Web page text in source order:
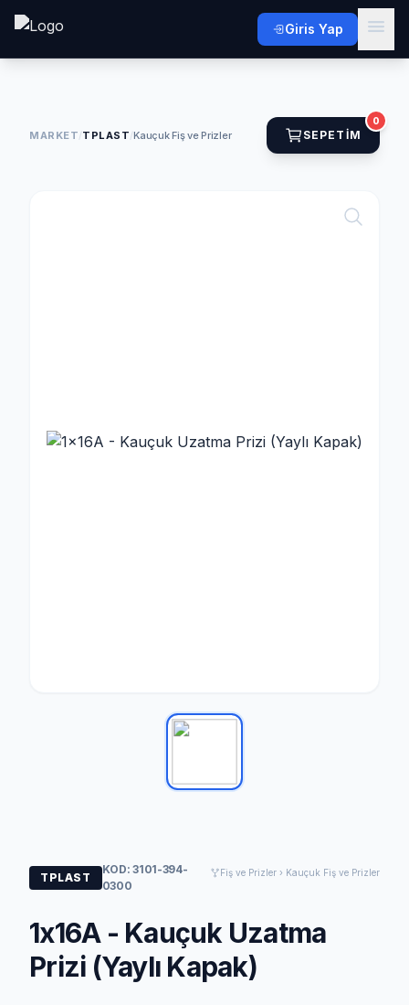
Giris Yap
MARKET/TPLAST/Kauçuk Fiş ve Prizler SEPETIM
0
TPLAST
KOD: 3101-394-
0300
Fiş ve Prizler › Kauçuk Fiş ve Prizler
1x16A - Kauçuk Uzatma
Prizi (Yaylı Kapak)